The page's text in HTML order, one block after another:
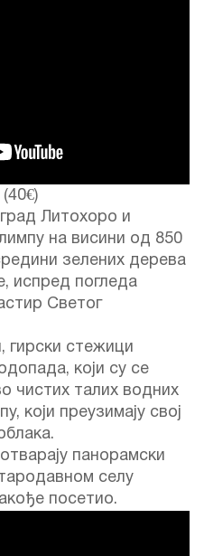
(40€)
Литохоро и
на висини од 850
зелених дерева
испред погледа
Светог
гирски стежици
који су се
чистих талих водних
који преузимају свој
панорамски
селу
посетио.